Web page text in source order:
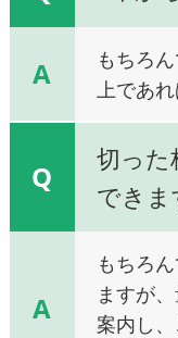
A
もちろ
上であ
Q
切った
できま
A
もちろ
ますが
案内し